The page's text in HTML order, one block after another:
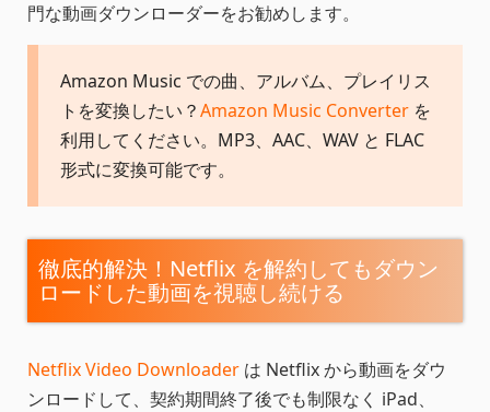
門な動画ダウンローダーをお勧めします。
Amazon Music での曲、アルバム、プレイリス
トを変換したい？Amazon Music Converter を
利用してください。MP3、AAC、WAV と FLAC
形式に変換可能です。
徹底的解決！Netflix を解約してもダウン
ロードした動画を視聴し続ける
Netflix Video Downloader は Netflix から動画をダウ
ンロードして、契約期間終了後でも制限なく iPad、